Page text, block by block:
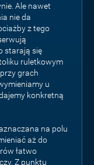
Ale nawet
nie da
z tego
starają się
ruletkowym
grach
u
konkretną
na polu
aż do
łatwo
Z punktu